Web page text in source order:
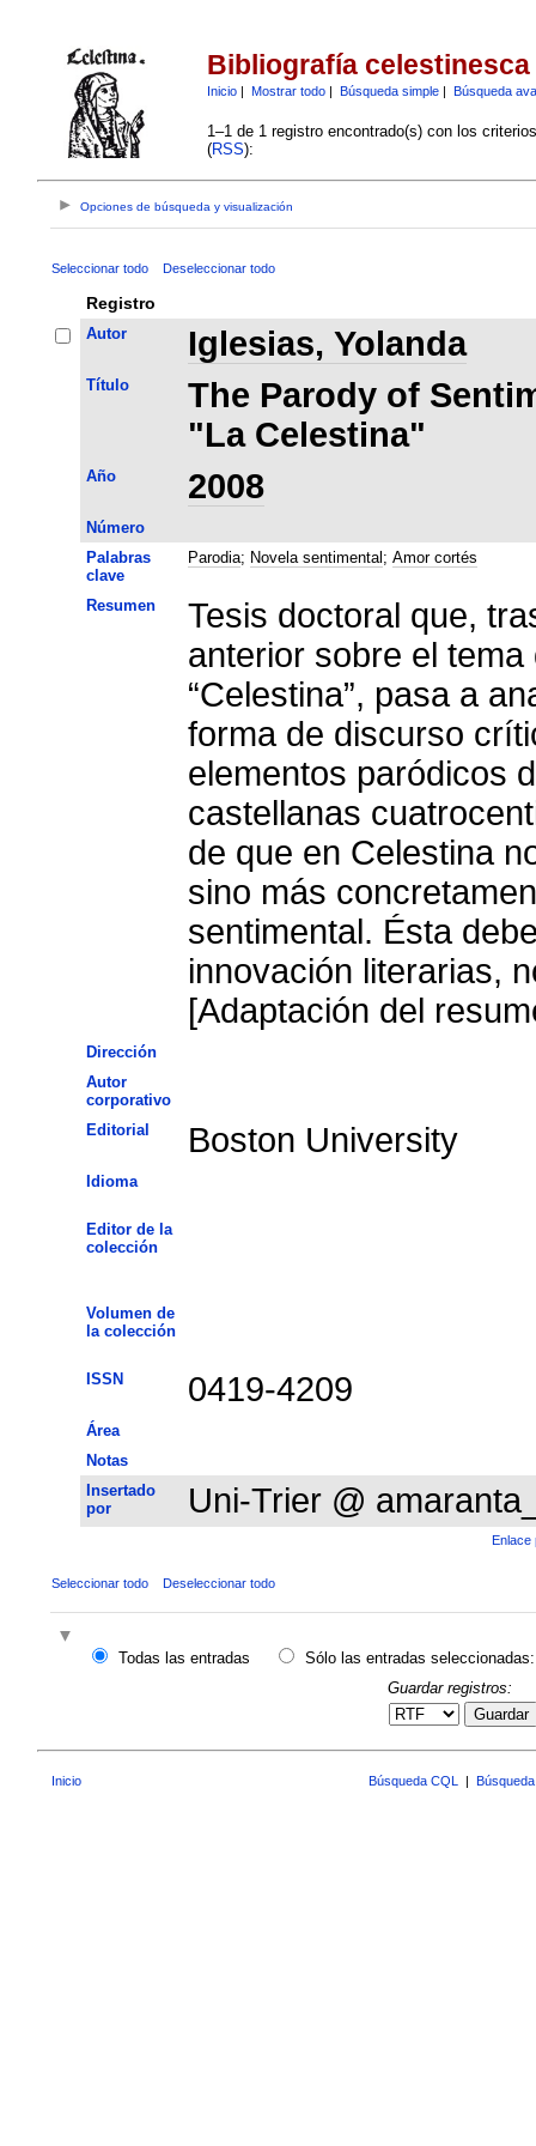
Bibliografía celestinesca
Inicio| Mostrar todo| Búsqueda simple| Búsqueda
1–1 de 1 registro encontrado(s) con los
(RSS):
Opciones de búsqueda y visualización
Seleccionar todo Deseleccionar todo
Registro
Autor Iglesias, Yolanda
Título
The Parody of
"La Celestina"
Año 2008
Número
Palabras
clave
Parodia; Novela sentimental ; Amor cortés
Resumen
Tesis doctoral que,
anterior sobre el
“Celestina”, pasa a
forma de discurso
elementos paródicos
castellanas
de que en Celestina
sino más
sentimental. Ésta
innovación literarias,
[Adaptación del
Dirección
Autor
corporativo
Editorial
Boston University
Idioma
Editor de la
colección
Volumen de
la colección
ISSN 0419-4209
Área
Notas
Insertado
por
Uni-Trier @
Enlace
Seleccionar todo Deseleccionar todo
Todas las entradas
Sólo las entradas seleccionadas:
Guardar registros:
Guardar
Inicio Búsqueda CQL